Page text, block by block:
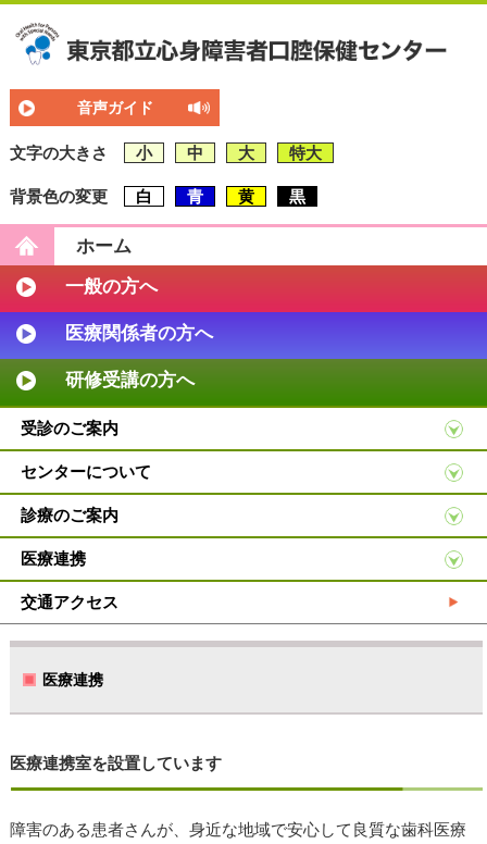
音声ガイド
文字の大きさ 小 中 大 特大
背景色の変更 白 青 黄 黒
ホーム
一般の方へ
医療関係者の方へ
研修受講の方へ
受診のご案内
センターについて
診療のご案内
医療連携
交通アクセス
医療連携
医療連携室を設置しています
障害のある患者さんが、身近な地域で安心して良質な歯科医療